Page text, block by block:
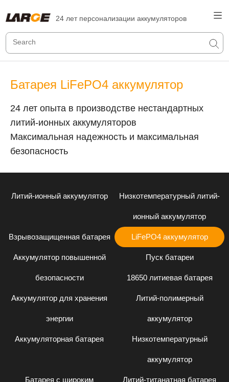
24 лет персонализации аккумуляторов
Батарея LiFePO4 аккумулятор
24 лет опыта в производстве нестандартных
литий-ионных аккумуляторов
Максимальная надежность и максимальная
безопасность
Литий-ионный аккумулятор Низкотемпературный литий-
ионный аккумулятор
Взрывозащищенная батарея LiFePO4 аккумулятор
Аккумулятор повышенной
безопасности
Пуск батареи
18650 литиевая батарея
Аккумулятор для хранения
энергии
Литий-полимерный
аккумулятор
Аккумуляторная батарея Низкотемпературный
аккумулятор
Батарея с широким Литий-титанатная батарея